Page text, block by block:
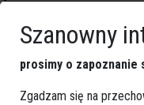
Szanowny
prosimy o
Zgadzam się na